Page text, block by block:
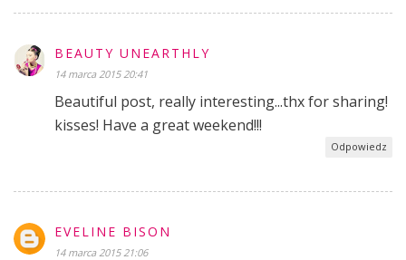
BEAUTY UNEARTHLY
14 marca 2015 20:41
Beautiful post, really interesting...thx for sharing!
kisses! Have a great weekend!!!
Odpowiedz
EVELINE BISON
14 marca 2015 21:06